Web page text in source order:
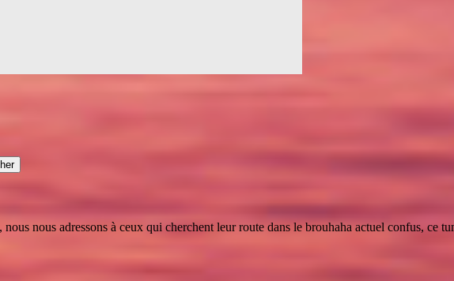
nous adressons à ceux qui cherchent leur route dans le brouhaha actuel confus, ce